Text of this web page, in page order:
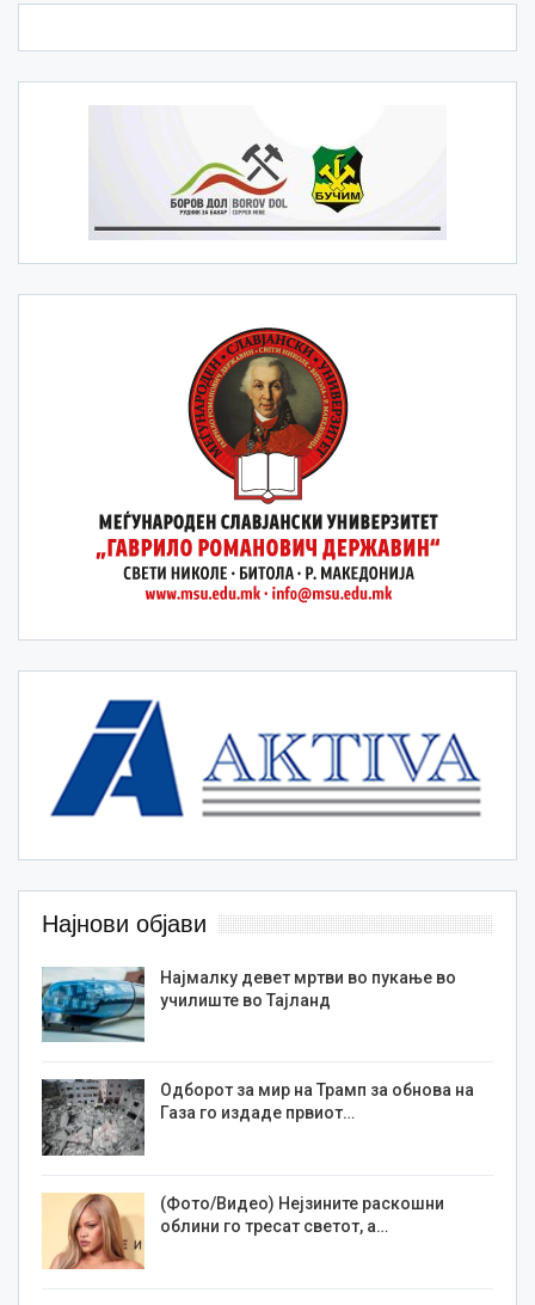
Најнови објави
Најмалку девет мртви во пукање во
училиште во Тајланд
Одборот за мир на Трамп за обнова на
Газа го издаде првиот…
(Фото/Видео) Нејзините раскошни
облини го тресат светот, а…